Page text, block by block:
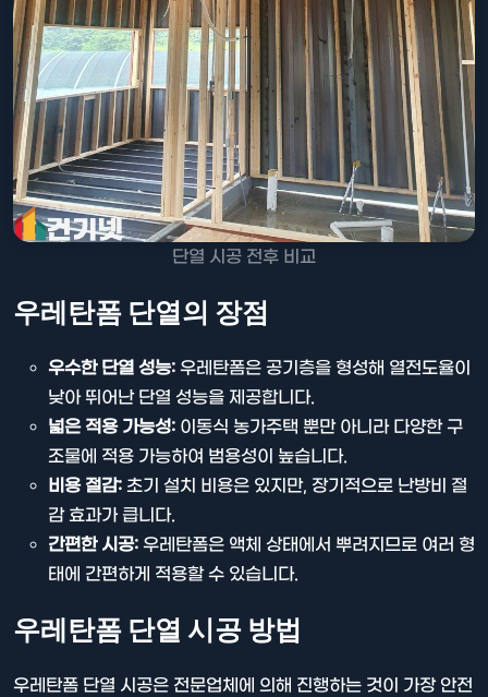
단열 시공 전후 비교
우레탄폼 단열의 장점
우수한 단열 성능: 우레탄폼은 공기층을 형성해 열전도율이
낮아 뛰어난 단열 성능을 제공합니다.
넓은 적용 가능성: 이동식 농가주택 뿐만 아니라 다양한 구
조물에 적용 가능하여 범용성이 높습니다.
비용 절감: 초기 설치 비용은 있지만, 장기적으로 난방비 절
감 효과가 큽니다.
간편한 시공: 우레탄폼은 액체 상태에서 뿌려지므로 여러 형
태에 간편하게 적용할 수 있습니다.
우레탄폼 단열 시공 방법
우레탄폼 단열 시공은 전문업체에 의해 진행하는 것이 가장 안전